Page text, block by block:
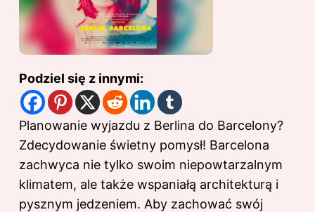
Podziel się z innymi:
Planowanie wyjazdu z Berlina do Barcelony?
Zdecydowanie świetny pomysł! Barcelona
zachwyca nie tylko swoim niepowtarzalnym
klimatem, ale także wspaniałą architekturą i
pysznym jedzeniem. Aby zachować swój